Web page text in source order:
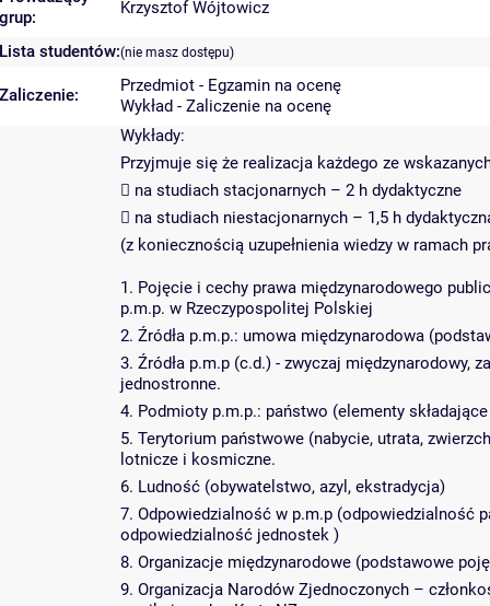
grup:
Krzysztof Wójtowicz
Lista studentów:(nie masz dostępu)
Zaliczenie:
Przedmiot - Egzamin na ocenę
Wykład - Zaliczenie na ocenę
Wykłady:
Przyjmuje się że realizacja każdego ze
 na studiach stacjonarnych – 2 h dydaktyczne
 na studiach niestacjonarnych – 1,5 h
(z koniecznością uzupełnienia wiedzy w ramach
1. Pojęcie i cechy prawa międzynarodowego
p.m.p. w Rzeczypospolitej Polskiej
2. Źródła p.m.p.: umowa międzynarodowa
3. Źródła p.m.p (c.d.) - zwyczaj międzynarodowy,
jednostronne.
4. Podmioty p.m.p.: państwo (elementy
5. Terytorium państwowe (nabycie, utrata,
lotnicze i kosmiczne.
6. Ludność (obywatelstwo, azyl, ekstradycja)
7. Odpowiedzialność w p.m.p (odpowiedzialność
odpowiedzialność jednostek )
8. Organizacje międzynarodowe (podstawowe
9. Organizacja Narodów Zjednoczonych –